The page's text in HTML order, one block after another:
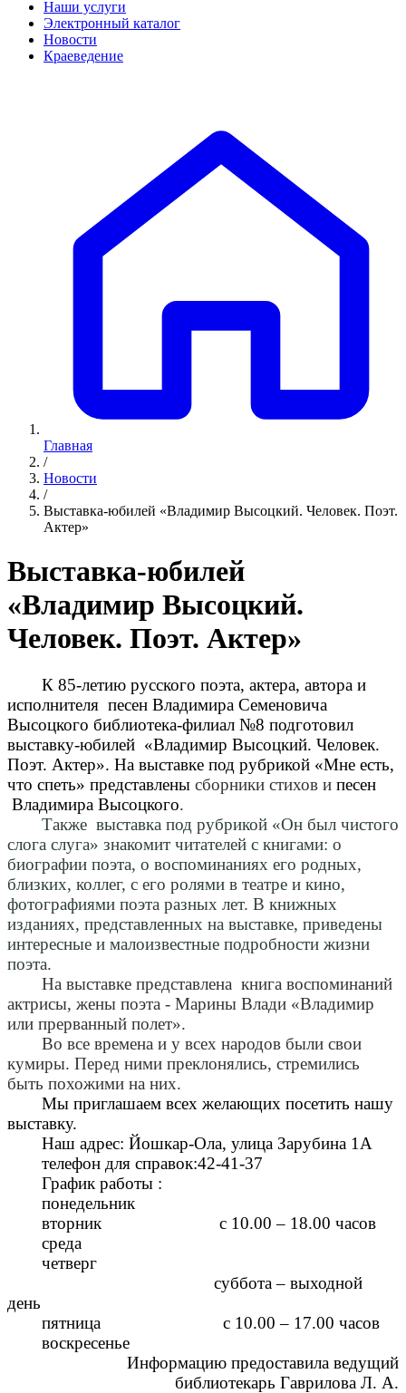
Наши услуги
Электронный каталог
Новости
Краеведение
Главная
/
Новости
/
Выставка-юбилей «Владимир Высоцкий. Человек. Поэт.
Актер»
Выставка-юбилей
«Владимир Высоцкий.
Человек. Поэт. Актер»
К 85-летию русского поэта, актера, автора и
исполнителя песен Владимира Семеновича
Высоцкого библиотека-филиал №8 подготовил
выставку-юбилей «Владимир Высоцкий. Человек.
Поэт. Актер». На выставке под рубрикой «Мне есть,
что спеть» представлены сборники стихов и песен
Владимира Высоцкого.
Также выставка под рубрикой «Он был чистого
слога слуга» знакомит читателей с книгами: о
биографии поэта, о воспоминаниях его родных,
близких, коллег, с его ролями в театре и кино,
фотографиями поэта разных лет. В книжных
изданиях, представленных на выставке, приведены
интересные и малоизвестные подробности жизни
поэта.
На выставке представлена книга воспоминаний
актрисы, жены поэта - Марины Влади «Владимир
или прерванный полет».
Во все времена и у всех народов были свои
кумиры. Перед ними преклонялись, стремились
быть похожими на них.
Мы приглашаем всех желающих посетить нашу
выставку.
Наш адрес: Йошкар-Ола, улица Зарубина 1А
телефон для справок:42-41-37
График работы :
понедельник
вторник с 10.00 – 18.00 часов
среда
четверг
суббота – выходной
день
пятница с 10.00 – 17.00 часов
воскресенье
Информацию предоставила ведущий
библиотекарь Гаврилова Л. А.